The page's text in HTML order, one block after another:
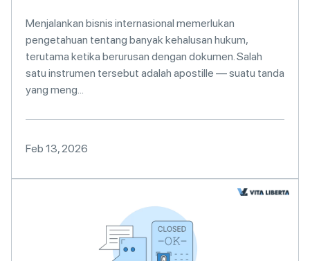
Menjalankan bisnis internasional memerlukan
pengetahuan tentang banyak kehalusan hukum,
terutama ketika berurusan dengan dokumen. Salah
satu instrumen tersebut adalah apostille — suatu tanda
yang meng...
Feb 13, 2026